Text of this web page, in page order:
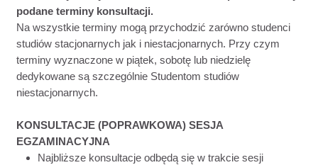
podane terminy konsultacji.
Na wszystkie terminy mogą przychodzić zarówno studenci
studiów stacjonarnych jak i niestacjonarnych. Przy czym
terminy wyznaczone w piątek, sobotę lub niedzielę
dedykowane są szczególnie Studentom studiów
niestacjonarnych.
KONSULTACJE (POPRAWKOWA) SESJA
EGZAMINACYJNA
Najbliższe konsultacje odbędą się w trakcie sesji